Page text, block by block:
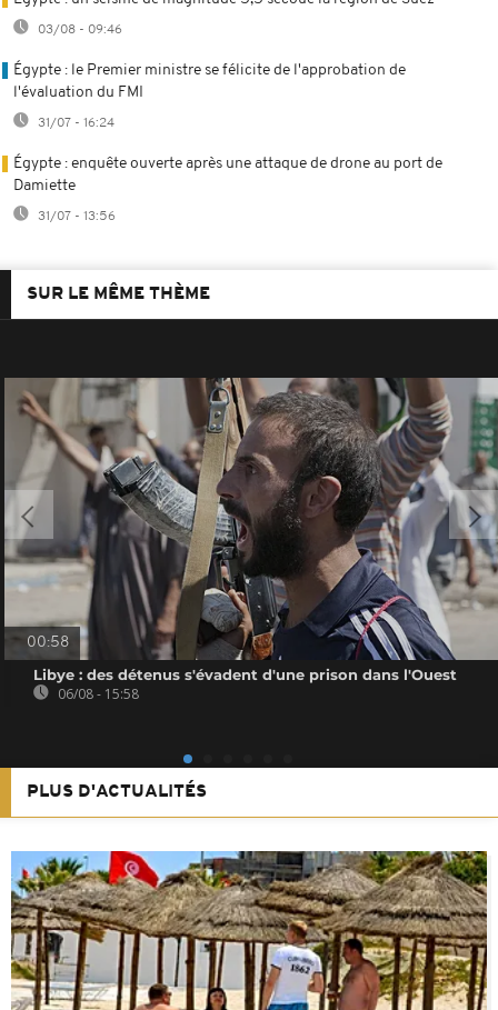
03/08 - 09:46
Égypte : le Premier ministre se félicite de l'approbation de
l'évaluation du FMI
31/07 - 16:24
Égypte : enquête ouverte après une attaque de drone au port de
Damiette
31/07 - 13:56
SUR LE MÊME THÈME
00:58
Libye : des détenus s'évadent d'une prison dans l'Ouest
06/08 - 15:58
PLUS D'ACTUALITÉS